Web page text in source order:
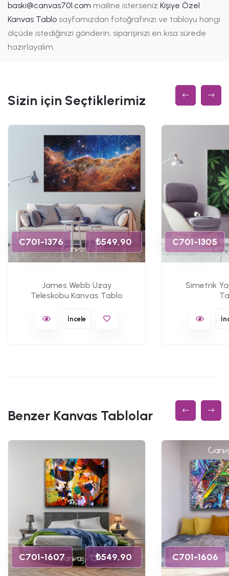
baski@canvas701.com mailine isterseniz Kişiye Özel
Kanvas Tablo sayfamızdan fotoğrafınızı ve tabloyu hangi
ölçüde istediğinizi gönderin, siparişinizi en kısa sürede
hazırlayalım.
Sizin için Seçtiklerimiz
C701-1376 ₺549,90
James Webb Uzay
Teleskobu Kanvas Tablo
İncele
C701-1305
Simetrik
Benzer Kanvas Tablolar
C701-1607 ₺549,90 C701-1606